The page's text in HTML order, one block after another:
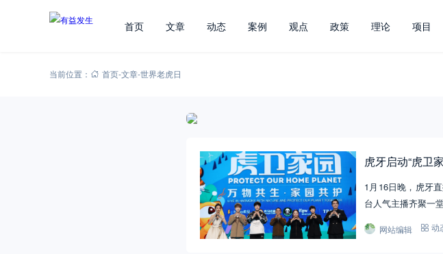
首页 文章 动态 案例 观点 政策 理论 项目
当前位置： 首页-文章-世界老虎日
虎牙启动“虎卫
1月16日晚，虎牙
台人气主播齐聚一
网站编辑 动